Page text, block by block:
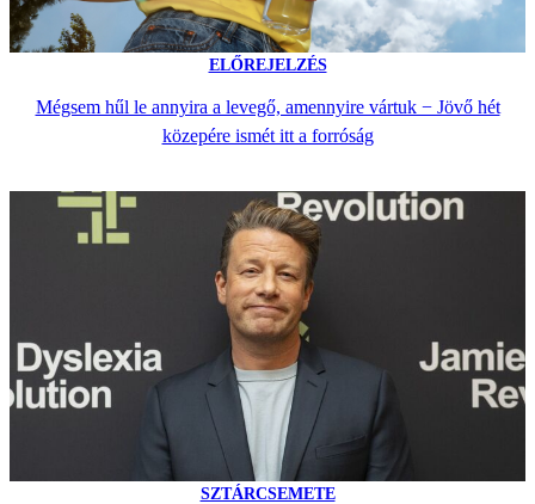
ELŐREJELZÉS
Mégsem hűl le annyira a levegő, amennyire vártuk − Jövő hét
közepére ismét itt a forróság
SZTÁRCSEMETE